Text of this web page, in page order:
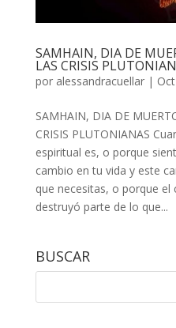
SAMHAIN, DIA DE
LAS CRISIS
por alessandracuellar|
SAMHAIN, DIA DE
CRISIS PLUTONIANAS
espiritual es, o porque
cambio en tu vida y este
que necesitas, o porque el
destruyó parte de lo que...
BUSCAR